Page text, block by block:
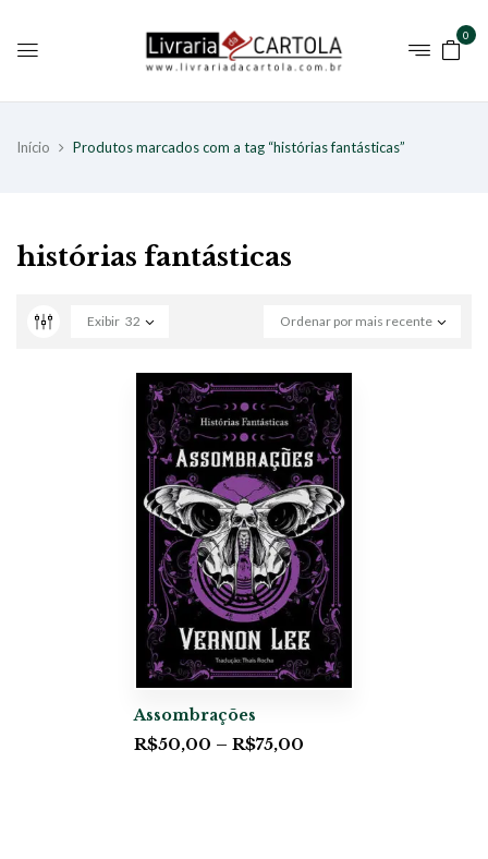
0
Início Produtos marcados com a tag “histórias fantásticas”
histórias fantásticas
Ordenar por mais recente
Exibir 32
Assombrações
R$50,00 – R$75,00